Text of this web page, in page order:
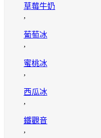
草莓牛奶
,
葡萄冰
,
蜜桃冰
,
西瓜冰
,
鐵觀音
,